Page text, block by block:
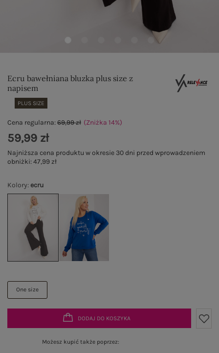
Ecru bawełniana bluzka plus size z
napisem
PLUS SIZE
Kolory: ecru
One size
Cena regularna:69,99 zł (Zniżka 14%)
59,99 zł
Najniższa cena produktu w okresie 30 dni przed wprowadzeniem
obniżki:47,99 zł
DODAJ DO KOSZYKA
Możesz kupić także poprzez: